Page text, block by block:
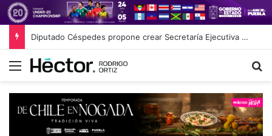
Diputado Céspedes propone crear Secretaría Ejecutiva del Sistema de Protección de Niñas, Niños y Adolescentes
Menú